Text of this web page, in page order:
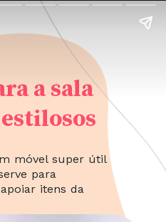
móvel super útil
para
itens da
a sala